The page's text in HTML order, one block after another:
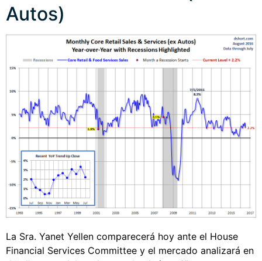
Autos)
La Sra. Yanet Yellen comparecerá hoy ante el House
Financial Services Committee y el mercado analizará en